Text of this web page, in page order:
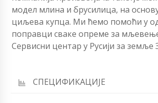
модел млина и брусилица, на
циљева купца. Ми ћемо помоћи у
поправци сваке опреме за
Сервисни центар у Русији за земље
СПЕЦИФИКАЦИЈЕ